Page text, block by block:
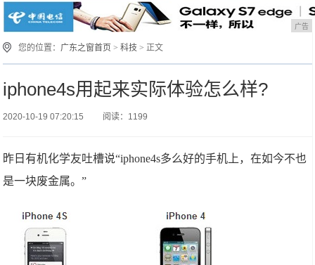
广告
您的位置： 广东之窗首页 >科技 > 正文
iphone4s用起来实际体验怎么样?
2020-10-19 07:20:15 阅读：1199
昨日有机化学友吐槽说“iphone4s多么好的手机上，在如今不也
是一块废金属。”